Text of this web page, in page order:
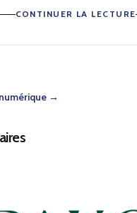
CONTINUER LA LECTURE
→